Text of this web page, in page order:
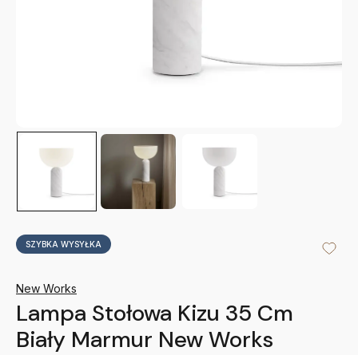
SZYBKA WYSYŁKA
New Works
Lampa Stołowa Kizu 35 Cm
Biały Marmur New Works